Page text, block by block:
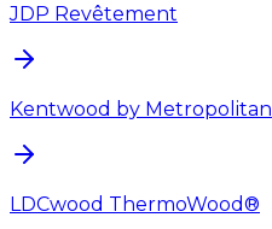
JDP Revêtement
Kentwood by Metropolitan
LDCwood ThermoWood®